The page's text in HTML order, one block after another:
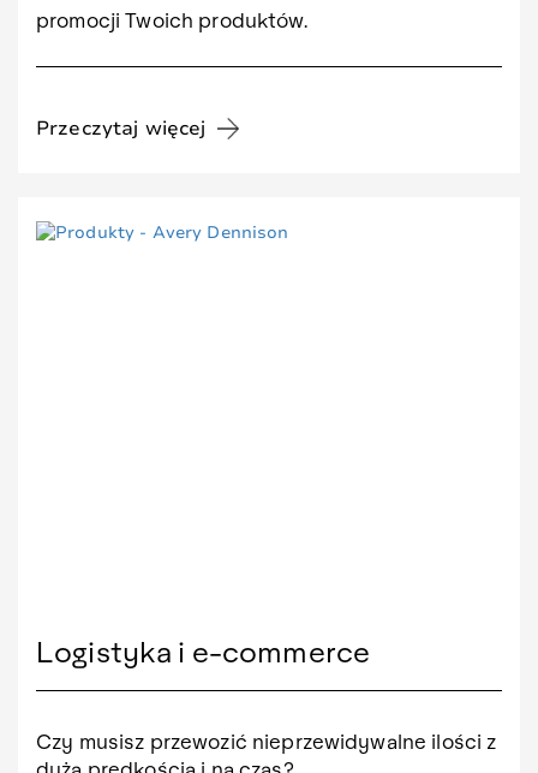
promocji Twoich produktów.
Przeczytaj więcej
Logistyka i e-commerce
Czy musisz przewozić nieprzewidywalne ilości z